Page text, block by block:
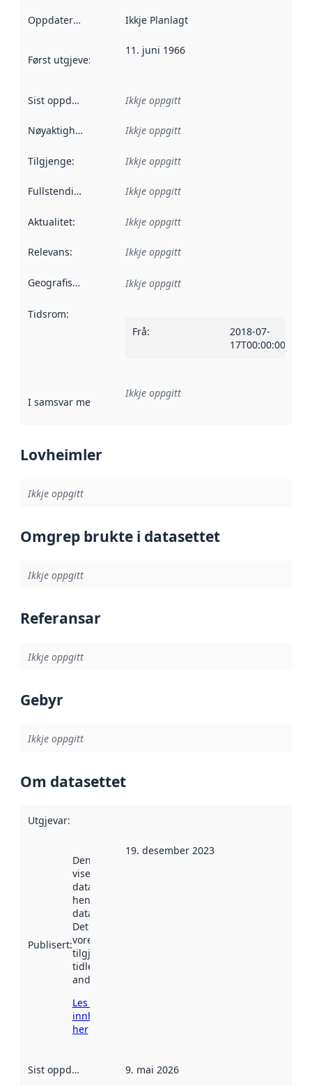
Oppdateringsfrekvens :
Ikkje Planlagt
Først utgjeve: Denne datoen seier når dataa i dette
11. juni 1966
Sist oppdatert Ikkje oppgitt
Nøyaktigheit Ikkje oppgitt
Tilgjenge: Ikkje oppgitt
Fullstendigheit Ikkje oppgitt
Aktualitet: Ikkje oppgitt
Relevans: Ikkje oppgitt
Geografisk område Ikkje oppgitt
Tidsrom:
Frå:
2018-07-
17T00:00:00Z
I samsvar med Referanse til ei implementeringsregel eller
Ikkje oppgitt
Lovheimler
Ikkje oppgitt
Omgrep brukte i datasettet
Ikkje oppgitt
Referansar
Ikkje oppgitt
Gebyr
Ikkje oppgitt
Om datasettet
Utgjevar:
Publisert:
Denne datoen
viser når
datasettet vart
henta inn av
data.norge.no.
Det kan ha
vore
tilgjengeleg
tidlegare
andre stader.
Les meir om
innhenting
her
19. desember 2023
Sist oppdatert 9. mai 2026